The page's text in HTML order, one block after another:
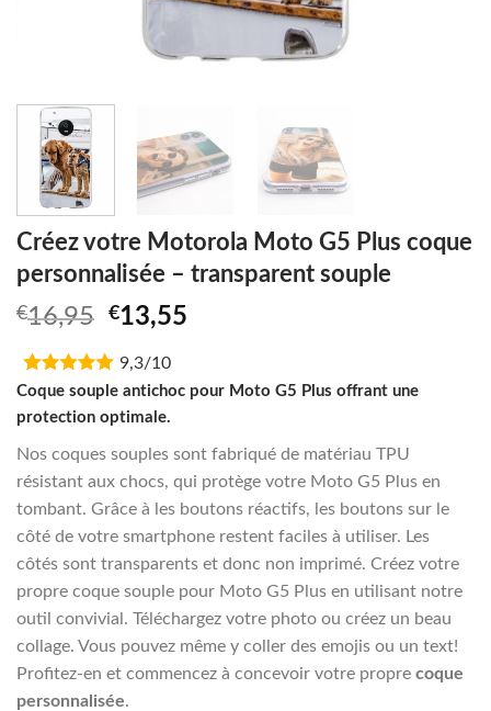
Créez votre Motorola Moto G5 Plus coque
personnalisée – transparent souple
€16,95 Original
was:
€16,95.
€13,55
€13,55.
9,3/10
Coque souple antichoc pour Moto G5 Plus offrant une
protection optimale.
Nos coques souples sont fabriqué de matériau TPU
résistant aux chocs, qui protège votre Moto G5 Plus en
tombant. Grâce à les boutons réactifs, les boutons sur le
côté de votre smartphone restent faciles à utiliser. Les
côtés sont transparents et donc non imprimé. Créez votre
propre coque souple pour Moto G5 Plus en utilisant notre
outil convivial. Téléchargez votre photo ou créez un beau
collage. Vous pouvez même y coller des emojis ou un text!
Profitez-en et commencez à concevoir votre propre coque
personnalisée.